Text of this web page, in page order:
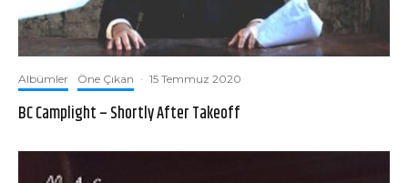
Albümler Öne Çıkan · 15 Temmuz 2020
BC Camplight – Shortly After Takeoff